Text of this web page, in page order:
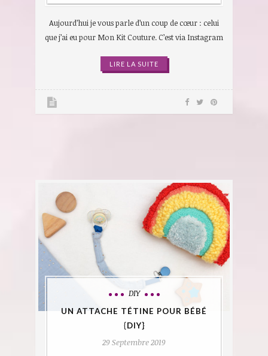
Aujourd’hui je vous parle d’un coup de cœur : celui
que j’ai eu pour Mon Kit Couture. C’est via Instagram
LIRE LA SUITE
DIY
UN ATTACHE TÉTINE POUR BÉBÉ
{DIY}
29 Septembre 2019